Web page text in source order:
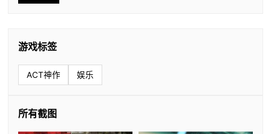
游戏标签
ACT神作 娱乐
所有截图